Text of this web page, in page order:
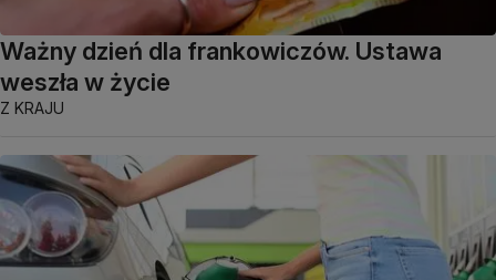
Ważny dzień dla frankowiczów. Ustawa
weszła w życie
Z KRAJU